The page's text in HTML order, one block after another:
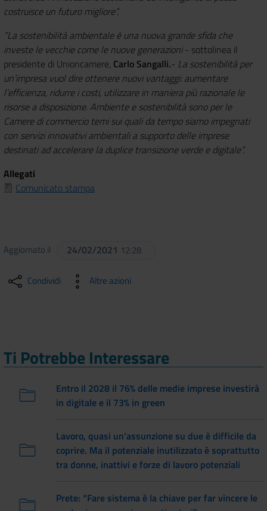
costruisce un futuro migliore”.
“La sostenibilità ambientale è una nuova grande sfida che
investe le vecchie come le nuove generazioni- sottolinea il
presidente di Unioncamere, Carlo Sangalli.- La sostenibilità per
un’impresa vuol dire ottenere nuovi vantaggi: aumentare
l’efficienza, ridurre i costi, utilizzare in maniera più razionale le
risorse a disposizione. Ambiente e sostenibilità sono per le
Camere di commercio temi sui quali da tempo siamo impegnati
con servizi innovativi ambientali a supporto delle imprese
destinati ad accelerare la duplice transizione verde e digitale”.
Allegati
Comunicato stampa
Aggiornato il 24/02/2021 12:28
Condividi Altre azioni
Ti Potrebbe Interessare
Entro il 2028 il 76% delle medie imprese investirà
in digitale e il 73% in green
Lavoro, quasi un'assunzione su due è difficile da
coprire. Ma il potenziale inutilizzato è soprattutto
tra donne, inattivi e forze di lavoro potenziali
Prete: “Fare sistema è la chiave per far vincere le